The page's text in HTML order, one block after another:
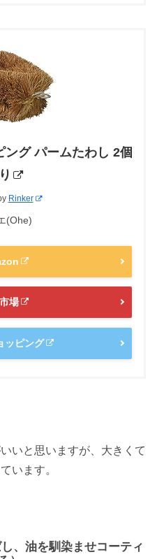
グ パームたわし 2個
Rinker
(Ohe)
場
ッピング
いと思いますが、大きくて
います。
、油を馴染ませコーティ